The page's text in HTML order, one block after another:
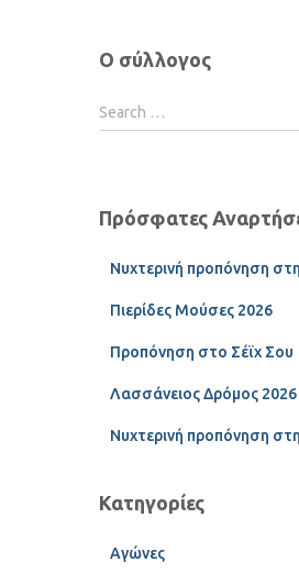
Ο σύλλογος
Search …
Πρόσφατες
Νυχτερινή προπόνηση
Πιερίδες Μούσες 2026
Προπόνηση στο Σέϊχ Σου
Λασσάνειος Δρόμος 2026
Νυχτερινή προπόνηση
Κατηγορίες
Αγώνες